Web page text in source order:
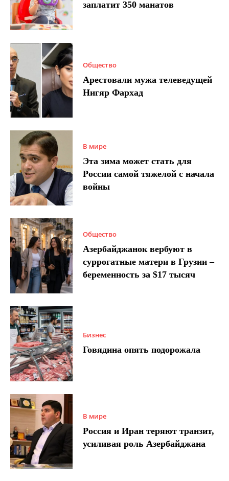
заплатит 350 манатов
Общество
Арестовали мужа телеведущей
Нигяр Фархад
В мире
Эта зима может стать для
России самой тяжелой с начала
войны
Общество
Азербайджанок вербуют в
суррогатные матери в Грузии –
беременность за $17 тысяч
Бизнес
Говядина опять подорожала
В мире
Россия и Иран теряют транзит,
усиливая роль Азербайджана